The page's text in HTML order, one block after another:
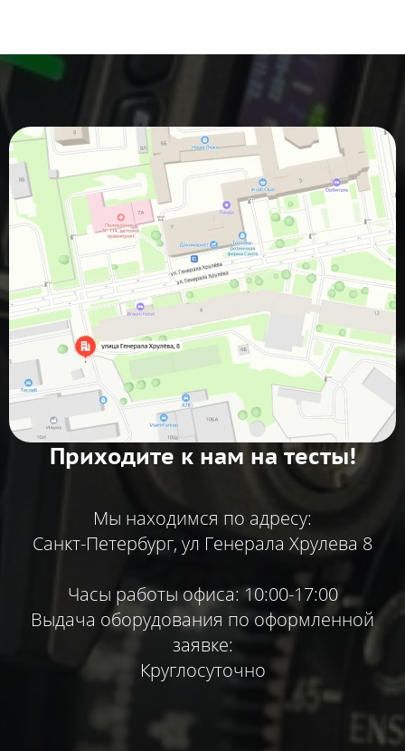
Приходите к нам на тесты!
Мы находимся по адресу:
Санкт-Петербург, ул Генерала Хрулева 8
Часы работы офиса: 10:00-17:00
Выдача оборудования по оформленной
заявке:
Круглосуточно